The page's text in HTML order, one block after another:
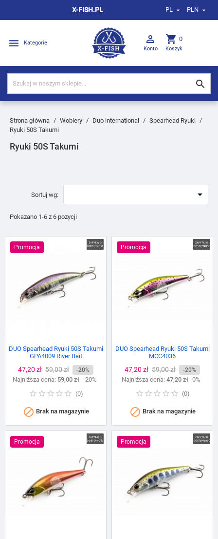
X-FISH.PL PL  PLN 
 Kategorie 
Konto
shopping_cart 0
Koszyk

Strona główna Woblery Duo international
Spearhead Ryuki
Ryuki 50S Takumi
Ryuki 50S Takumi
Sortuj wg: 
Pokazano 1-6 z 6 pozycji
Promocja
DUO Spearhead Ryuki 50S Takumi
GPA4009 River Bait
Cena
47,20 zł Cena
podstawowa
59,00 zł -20%
Najniższa cena: 59,00 zł -20%
(0)
 Brak na magazynie
Promocja
DUO Spearhead Ryuki 50S Takumi
MCC4036
Cena
47,20 zł Cena
podstawowa
59,00 zł -20%
Najniższa cena: 47,20 zł 0%
(0)
 Brak na magazynie
Promocja Promocja